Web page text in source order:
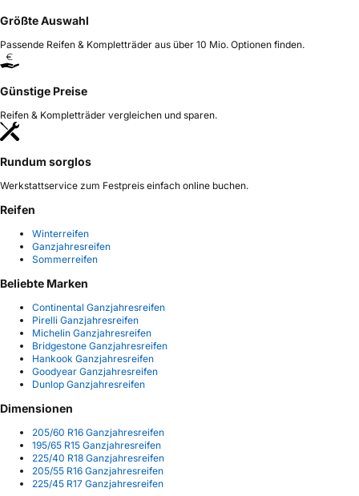
Größte Auswahl
Passende Reifen & Kompletträder aus über 10 Mio. Optionen finden.
Günstige Preise
Reifen & Kompletträder vergleichen und sparen.
Rundum sorglos
Werkstattservice zum Festpreis einfach online buchen.
Reifen
Winterreifen
Ganzjahresreifen
Sommerreifen
Beliebte Marken
Continental Ganzjahresreifen
Pirelli Ganzjahresreifen
Michelin Ganzjahresreifen
Bridgestone Ganzjahresreifen
Hankook Ganzjahresreifen
Goodyear Ganzjahresreifen
Dunlop Ganzjahresreifen
Dimensionen
205/60 R16 Ganzjahresreifen
195/65 R15 Ganzjahresreifen
225/40 R18 Ganzjahresreifen
205/55 R16 Ganzjahresreifen
225/45 R17 Ganzjahresreifen